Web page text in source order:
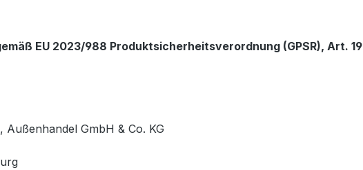
EU 2023/988 Produktsicherheitsverordnung (GPSR), Art. 19
GmbH & Co. KG